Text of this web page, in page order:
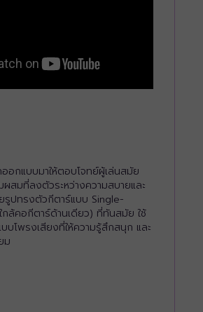
อกแบบมาให้ตอบโจทย์ผู้เล่นสมัย
สมที่ลงตัวระหว่างความสบายและ
รูปทรงตัวกีตาร์แบบ Single-
กล้คอกีตาร์ด้านเดียว) ที่ทันสมัย ใช้
บโพรงเสียงที่ให้ความรู้สึกสนุก และ
ม